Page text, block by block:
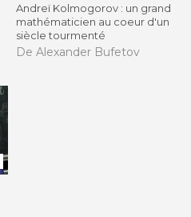
Andreï Kolmogorov : un grand
mathématicien au coeur d'un
siècle tourmenté
De Alexander Bufetov